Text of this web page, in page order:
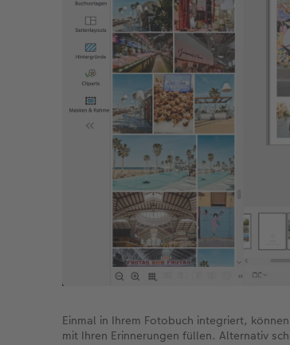
Einmal in Ihrem Fotobuch integriert,
mit Ihren Erinnerungen füllen. Alternativ